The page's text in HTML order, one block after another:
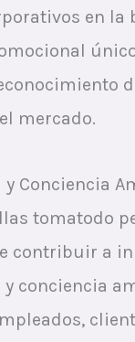
en la
mercado.
Conciencia
tomatodo
contribuir a
conciencia